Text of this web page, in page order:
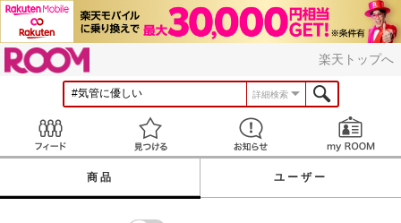
楽天トップへ
詳細検索
見つける お知らせ
商品 ユーザー